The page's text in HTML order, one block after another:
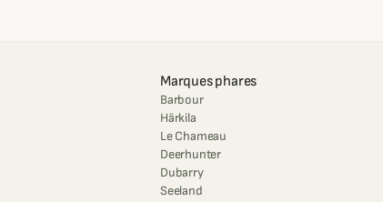
Marques phares
Barbour
Härkila
Le Chameau
Deerhunter
Dubarry
Seeland